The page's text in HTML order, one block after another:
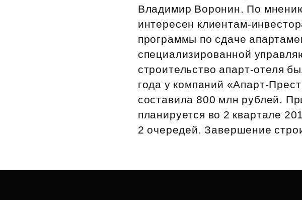
Владимир Воронин. По мнению
интересен
программы по сдаче
специализированной
строительство апарт‑отеля
года у компаний
составила 800 млн рублей.
планируется во 2 квартале
2 очередей. Завершение